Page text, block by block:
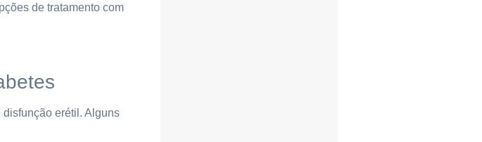
de tratamento com
erétil. Alguns